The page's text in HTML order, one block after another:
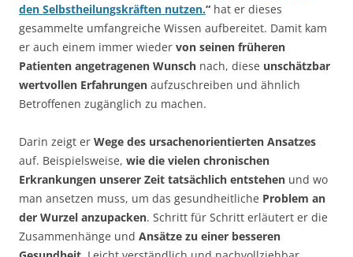
den Selbstheilungskräften nutzen.“ hat er dieses
gesammelte umfangreiche Wissen aufbereitet. Damit kam
er auch einem immer wieder von seinen früheren
Patienten angetragenen Wunsch nach, diese unschätzbar
wertvollen Erfahrungen aufzuschreiben und ähnlich
Betroffenen zugänglich zu machen.
Darin zeigt er Wege des ursachenorientierten Ansatzes
auf. Beispielsweise, wie die vielen chronischen
Erkrankungen unserer Zeit tatsächlich entstehen und wo
man ansetzen muss, um das gesundheitliche Problem an
der Wurzel anzupacken. Schritt für Schritt erläutert er die
Zusammenhänge und Ansätze zu einer besseren